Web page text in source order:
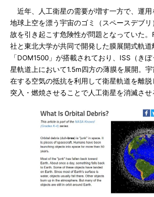
近年、人工衛星の需要が増す一方で、運用
地球上空を漂う宇宙のゴミ（スペースデブ
故を引き起こす危険性が問題となっていた。
社と東北大学が共同で開発した膜展開式軌道
「DOM1500」が搭載されており、ISS（き
星軌道上において1.5m四方の薄膜を展開。
在する空気の抵抗を利用して衛星軌道を離
突入・燃焼させることで人工衛星を消滅させ